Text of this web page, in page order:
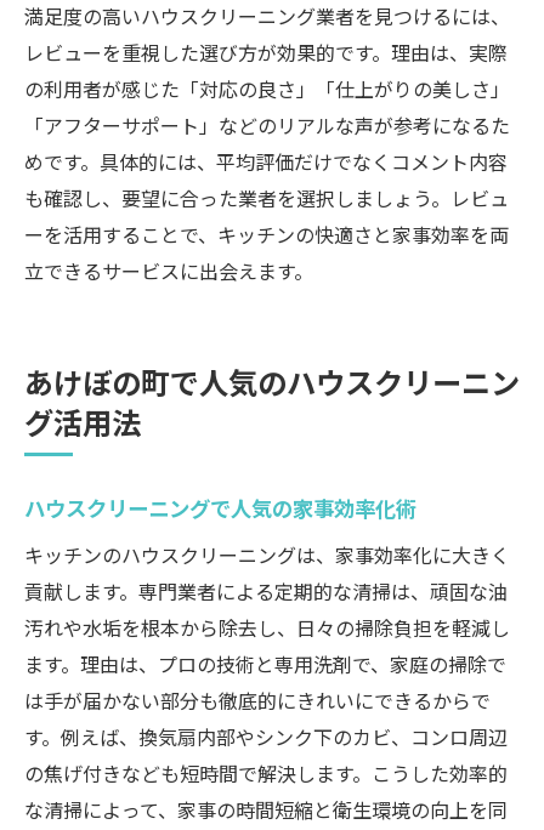
満足度の高いハウスクリーニング業者を見つけるには、
レビューを重視した選び方が効果的です。理由は、実際
の利用者が感じた「対応の良さ」「仕上がりの美しさ」
「アフターサポート」などのリアルな声が参考になるた
めです。具体的には、平均評価だけでなくコメント内容
も確認し、要望に合った業者を選択しましょう。レビュ
ーを活用することで、キッチンの快適さと家事効率を両
立できるサービスに出会えます。
あけぼの町で人気のハウスクリーニン
グ活用法
ハウスクリーニングで人気の家事効率化術
キッチンのハウスクリーニングは、家事効率化に大きく
貢献します。専門業者による定期的な清掃は、頑固な油
汚れや水垢を根本から除去し、日々の掃除負担を軽減し
ます。理由は、プロの技術と専用洗剤で、家庭の掃除で
は手が届かない部分も徹底的にきれいにできるからで
す。例えば、換気扇内部やシンク下のカビ、コンロ周辺
の焦げ付きなども短時間で解決します。こうした効率的
な清掃によって、家事の時間短縮と衛生環境の向上を同